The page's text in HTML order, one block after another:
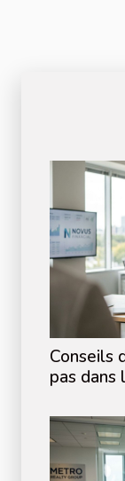
Conseils
pas dans